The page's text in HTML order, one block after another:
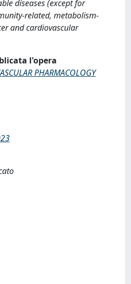
diseases (except for
related, metabolism-
and cardiovascular
l'opera
PHARMACOLOGY